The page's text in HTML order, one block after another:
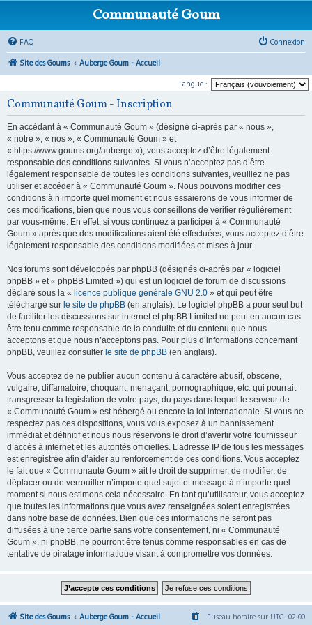
Communauté Goum
FAQ
Connexion
Site des Goums
Auberge Goum - Accueil
Langue :
Communauté Goum - Inscription
En accédant à « Communauté Goum » (désigné ci-après par « nous »,
« notre », « nos », « Communauté Goum » et
« https://www.goums.org/auberge »), vous acceptez d’être légalement
responsable des conditions suivantes. Si vous n’acceptez pas d’être
légalement responsable de toutes les conditions suivantes, veuillez ne pas
utiliser et accéder à « Communauté Goum ». Nous pouvons modifier ces
conditions à n’importe quel moment et nous essaierons de vous informer de
ces modifications, bien que nous vous conseillons de vérifier régulièrement
par vous-même. En effet, si vous continuez à participer à « Communauté
Goum » après que des modifications aient été effectuées, vous acceptez d’être
légalement responsable des conditions modifiées et mises à jour.
Nos forums sont développés par phpBB (désignés ci-après par « logiciel
phpBB » et « phpBB Limited ») qui est un logiciel de forum de discussions
déclaré sous la « licence publique générale GNU 2.0 » et qui peut être
téléchargé sur le site de phpBB (en anglais). Le logiciel phpBB a pour seul but
de faciliter les discussions sur internet et phpBB Limited ne peut en aucun cas
être tenu comme responsable de la conduite et du contenu que nous
acceptons et que nous n’acceptons pas. Pour plus d’informations concernant
phpBB, veuillez consulter le site de phpBB (en anglais).
Vous acceptez de ne publier aucun contenu à caractère abusif, obscène,
vulgaire, diffamatoire, choquant, menaçant, pornographique, etc. qui pourrait
transgresser la législation de votre pays, du pays dans lequel le serveur de
« Communauté Goum » est hébergé ou encore la loi internationale. Si vous ne
respectez pas ces dispositions, vous vous exposez à un bannissement
immédiat et définitif et nous nous réservons le droit d’avertir votre fournisseur
d’accès à internet et les autorités officielles. L’adresse IP de tous les messages
est enregistrée afin d’aider au renforcement de ces conditions. Vous acceptez
le fait que « Communauté Goum » ait le droit de supprimer, de modifier, de
déplacer ou de verrouiller n’importe quel sujet et message à n’importe quel
moment si nous estimons cela nécessaire. En tant qu’utilisateur, vous acceptez
que toutes les informations que vous avez renseignées soient enregistrées
dans notre base de données. Bien que ces informations ne seront pas
diffusées à une tierce partie sans votre consentement, ni « Communauté
Goum », ni phpBB, ne pourront être tenus comme responsables en cas de
tentative de piratage informatique visant à compromettre vos données.
Site des Goums Auberge Goum - Accueil Fuseau horaire sur UTC+02:00